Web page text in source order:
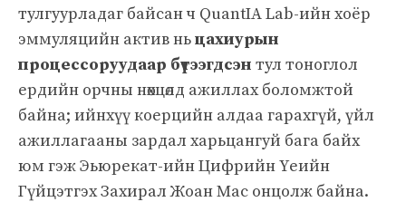
тулгуурладаг байсан ч QuantIA Lab-ийн хоёр
эммуляцийн актив ньцахиурын
процессоруудаар бүтээгдсэн тул тоноглол
ердийн орчны нөхцөлд ажиллах боломжтой
байна; ийнхүү коерцийн алдаа гарахгүй, үйл
ажиллагааны зардал харьцангуй бага байх
юм гэж Эьюрекат-ийн Цифрийн Үеийн
Гүйцэтгэх Захирал Жоан Мас онцолж байна.